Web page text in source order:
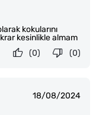
kokularını
kesinlikle almam
(0)
(0)
18/08/2024